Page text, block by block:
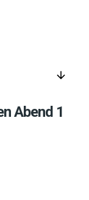
arrow_downward
Abend 1